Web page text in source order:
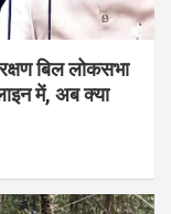
बिल लोकसभा
में, अब क्या